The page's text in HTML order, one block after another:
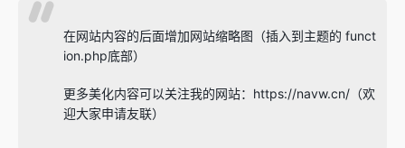
在网站内容的后面增加网站缩略图（插入到主题的 funct
ion.php底部）
更多美化内容可以关注我的网站：https://navw.cn/（欢
迎大家申请友联）